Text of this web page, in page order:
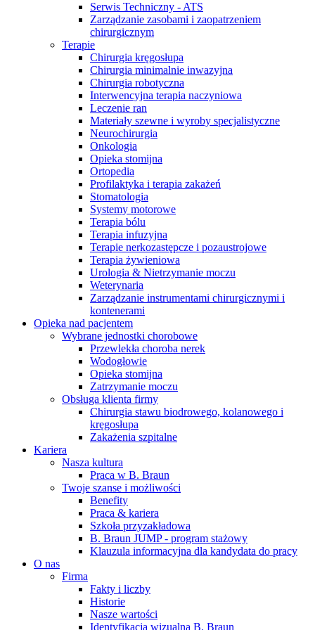
Rozwiązania
Katalog produktów
Znajdź produkt, którego szukasz. ​
Odwiedź katalog produktów B. Braun​
i poznaj nasze portfolio.
Serwis Techniczny - ATS
Przegląd i naprawa instrumentów oraz
urządzeń medycznych, zarówno w okresie gwarancji, jak i w
ramach serwisu pogwarancyjnego.
wyzwaniach pacjentów cierpiących​
na zaburzenia czynności nerek.​
Global Job Market, aby znaleźć ​
interesujące oferty pracy
Skontaktuj się z nami. Znajdź swojego ​
przedstawiciela medycznego, który ​
pomoże Ci dobrać odpowiednie​
rozwiązanie.
Serwis Techniczny - ATS
Zarządzanie zasobami i zaopatrzeniem
chirurgicznym
Terapie
Chirurgia kręgosłupa
Chirurgia minimalnie inwazyjna
Chirurgia robotyczna
Interwencyjna terapia naczyniowa
Leczenie ran
Materiały szewne i wyroby specjalistyczne
Neurochirurgia
Onkologia
Opieka stomijna
Ortopedia
Profilaktyka i terapia zakażeń
Stomatologia
Systemy motorowe
Terapia bólu
Terapia infuzyjna
Terapie nerkozastępcze i pozaustrojowe
Terapia żywieniowa
Urologia & Nietrzymanie moczu
Weterynaria
Zarządzanie instrumentami chirurgicznymi i
kontenerami
Opieka nad pacjentem
Wybrane jednostki chorobowe
Przewlekła choroba nerek
Wodogłowie
Opieka stomijna
Zatrzymanie moczu
Obsługa klienta firmy
Chirurgia stawu biodrowego, kolanowego i
kręgosłupa
Zakażenia szpitalne
Kariera
Nasza kultura
Praca w B. Braun
Twoje szanse i możliwości
Benefity
Praca & kariera
Szkoła przyzakładowa
B. Braun JUMP - program stażowy
Klauzula informacyjna dla kandydata do pracy
O nas
Firma
Fakty i liczby
Historie
Nasze wartości
Identyfikacja wizualna B. Braun